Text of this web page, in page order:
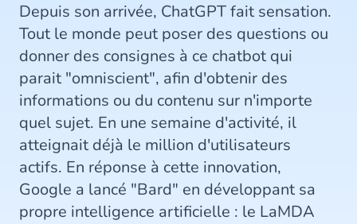
Depuis son arrivée, ChatGPT fait sensation.
Tout le monde peut poser des questions ou
donner des consignes à ce chatbot qui
parait "omniscient", afin d'obtenir des
informations ou du contenu sur n'importe
quel sujet. En une semaine d'activité, il
atteignait déjà le million d'utilisateurs
actifs. En réponse à cette innovation,
Google a lancé "Bard" en développant sa
propre intelligence artificielle : le LaMDA